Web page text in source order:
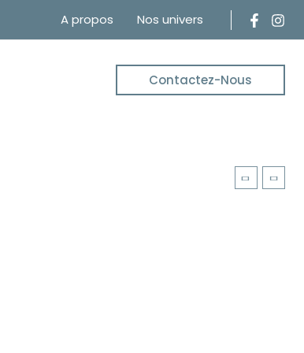
A propos Nos univers
Contactez-Nous